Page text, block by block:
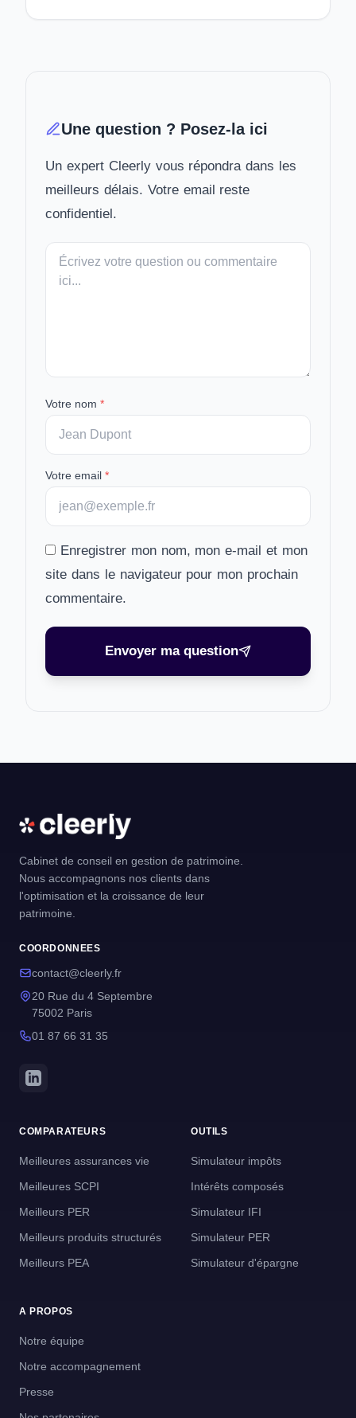
Une question ? Posez-la ici
Un expert Cleerly vous répondra dans les
meilleurs délais. Votre email reste
confidentiel.
Votre
message
Votre nom *
Votre email *
Enregistrer mon nom, mon e-mail et mon
site dans le navigateur pour mon prochain
commentaire.
Envoyer ma question
Cabinet de conseil en gestion de patrimoine.
Nous accompagnons nos clients dans
l'optimisation et la croissance de leur
patrimoine.
COORDONNEES
contact@cleerly.fr
20 Rue du 4 Septembre
75002 Paris
01 87 66 31 35
COMPARATEURS
Meilleures assurances vie
Meilleures SCPI
Meilleurs PER
Meilleurs produits structurés
Meilleurs PEA
OUTILS
Simulateur impôts
Intérêts composés
Simulateur IFI
Simulateur PER
Simulateur d'épargne
A PROPOS
Notre équipe
Notre accompagnement
Presse